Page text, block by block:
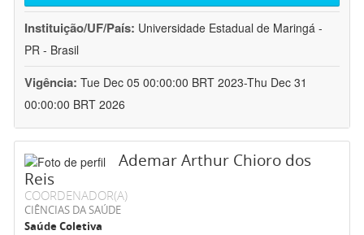
Instituição/UF/País: Universidade Estadual de Maringá -
PR - Brasil
Vigência: Tue Dec 05 00:00:00 BRT 2023-Thu Dec 31
00:00:00 BRT 2026
Ademar Arthur Chioro dos
Reis
COORDENADOR(A)
CIÊNCIAS DA SAÚDE
Saúde Coletiva